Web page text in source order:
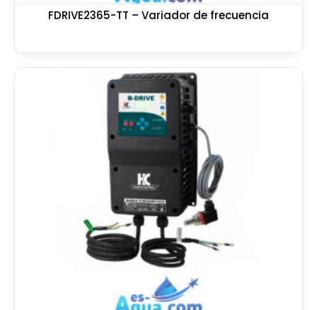
FDRIVE2365-TT – Variador de frecuencia